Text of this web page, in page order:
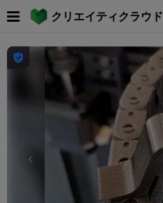
クリエイティクラウド
